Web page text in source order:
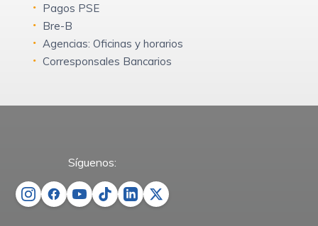
Pagos PSE
Bre-B
Agencias: Oficinas y horarios
Corresponsales Bancarios
Síguenos: